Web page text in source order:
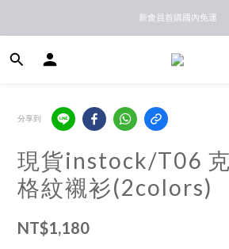
新馬港澳順豐到付配送
新會員首購國內免運
新馬港澳順豐到付配送
分享到
現貨instock/T06
格紋襯衫(2colors)
NT$1,180